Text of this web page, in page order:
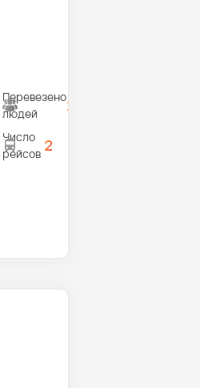
Перевезено
людей
28
Число
рейсов 2